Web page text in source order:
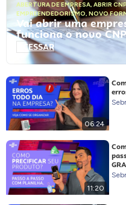
ABERTURA DE EMPRESA, ABRIR
EMPREENDEDORISMO, NOVO
Vai abrir uma
funciona o novo
ACESSAR
06:24
11:20